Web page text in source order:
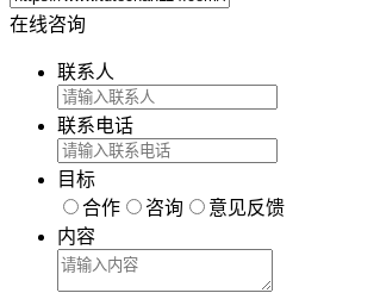
在线咨询
联系人
联系电话
目标
合作
咨询
意见反馈
内容